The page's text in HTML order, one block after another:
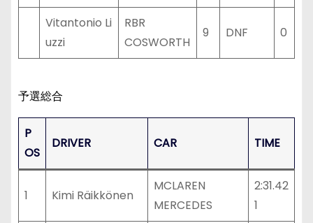
Vitantonio Li
uzzi
RBR
COSWORTH
9 DNF 0
予選総合
P
OS
DRIVER CAR TIME
1 Kimi Räikkönen
MCLAREN
MERCEDES
2:31.42
1